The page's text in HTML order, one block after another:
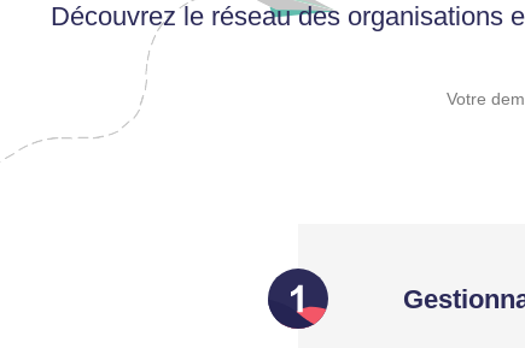
Découvrez le réseau des organisations
Votre